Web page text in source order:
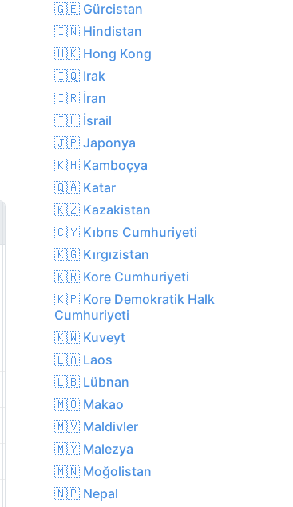
Çar 12. Ağu
Güneşli
26.9°C
20.9°C
14.3°C
79%
🇬🇪 Gürcistan
🇮🇳 Hindistan
🇭🇰 Hong Kong
🇮🇶 Irak
🇮🇷 İran
🇮🇱 İsrail
🇯🇵 Japonya
🇰🇭 Kamboçya
🇶🇦 Katar
🇰🇿 Kazakistan
🇨🇾 Kıbrıs Cumhuriyeti
🇰🇬 Kırgızistan
🇰🇷 Kore Cumhuriyeti
🇰🇵 Kore Demokratik Halk
Cumhuriyeti
🇰🇼 Kuveyt
🇱🇦 Laos
🇱🇧 Lübnan
🇲🇴 Makao
🇲🇻 Maldivler
🇲🇾 Malezya
🇲🇳 Moğolistan
🇳🇵 Nepal